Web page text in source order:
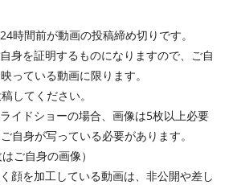
時間前が動画の投稿締め切りです。
身を証明するものになりますので、ご自
っている動画に限ります。
してください。
イドショーの場合、画像は5枚以上必要
自身が写っている必要があります。
ご自身の画像）
顔を加工している動画は、非公開や差し